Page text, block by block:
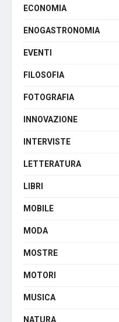
ECONOMIA
ENOGASTRONOMIA
EVENTI
FILOSOFIA
FOTOGRAFIA
INNOVAZIONE
INTERVISTE
LETTERATURA
LIBRI
MOBILE
MODA
MOSTRE
MOTORI
MUSICA
NATURA